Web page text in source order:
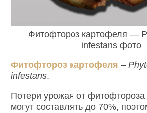
Фитофтороз картофеля —
infestans фото
Фитофтороз картофеля –
infestans.
Потери урожая от фитофтороза
могут составлять до 70%,